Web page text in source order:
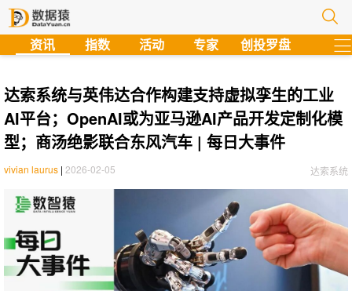
资讯 指数 活动 专家 创投罗盘
达索系统与英伟达合作构建支持虚拟孪生的工业
AI平台；OpenAI或为亚马逊AI产品开发定制化模
型；商汤绝影联合东风汽车 | 每日大事件
达索系统
vivian laurus | 2026-02-05